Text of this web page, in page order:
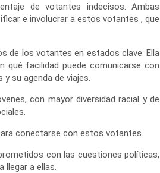
de votantes indecisos. Ambas
e involucrar a estos votantes , que
de los votantes en estados clave. Ella
qué facilidad puede comunicarse con
su agenda de viajes.
con mayor diversidad racial y de
conectarse con estos votantes.
con las cuestiones políticas,
llegar a ellas.